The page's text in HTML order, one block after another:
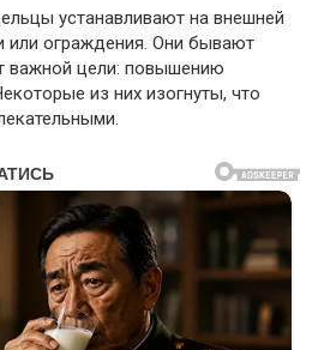
устанавливают на внешней
или ограждения. Они бывают
важной цели: повышению
из них изогнуты, что